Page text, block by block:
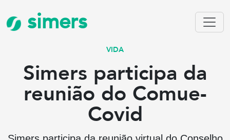
simers
VIDA
Simers participa da
reunião do Comue-
Covid